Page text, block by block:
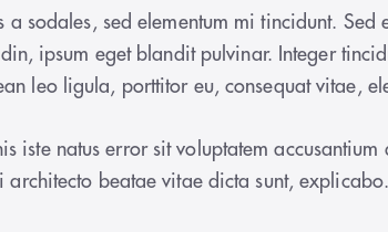
sodales, sed elementum mi tincidunt.
ipsum eget blandit pulvinar. Integer
leo ligula, porttitor eu, consequat vitae,
iste natus error sit voluptatem
architecto beatae vitae dicta sunt, explicabo.